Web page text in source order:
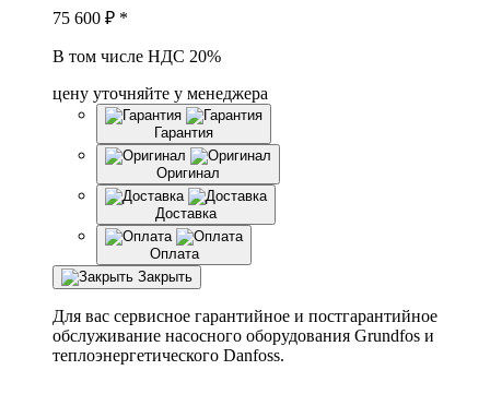
75 600 ₽ *
В том числе НДС 20%
цену уточняйте у менеджера
Гарантия
Оригинал
Доставка
Оплата
Закрыть
Для вас сервисное гарантийное и постгарантийное
обслуживание насосного оборудования Grundfos и
теплоэнергетического Danfoss.